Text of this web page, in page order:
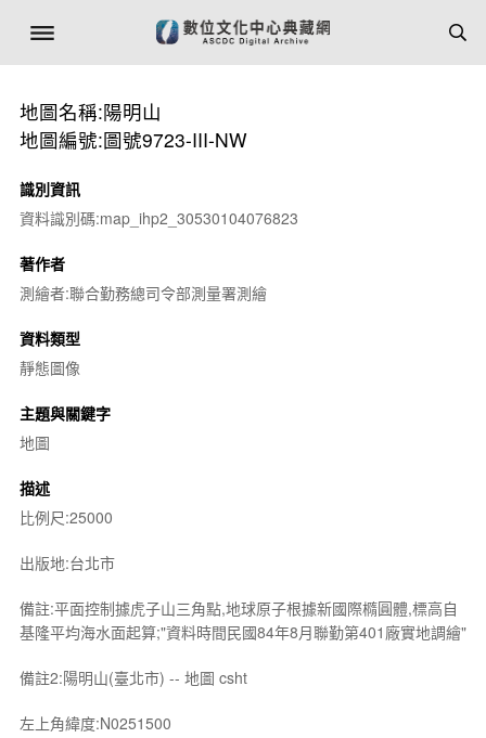
地圖名稱:陽明山
地圖編號:圖號9723-III-NW
識別資訊
資料識別碼:map_ihp2_30530104076823
著作者
測繪者:聯合勤務總司令部測量署測繪
資料類型
靜態圖像
主題與關鍵字
地圖
描述
比例尺:25000
出版地:台北市
備註:平面控制據虎子山三角點,地球原子根據新國際橢圓體,標高自
基隆平均海水面起算;"資料時間民國84年8月聯勤第401廠實地調繪"
備註2:陽明山(臺北市) -- 地圖 csht
左上角緯度:N0251500